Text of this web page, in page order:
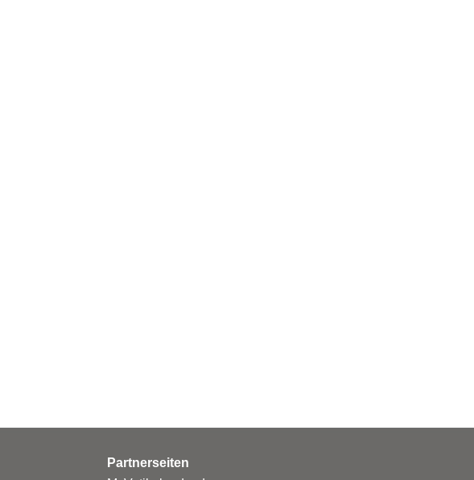
Partnerseiten